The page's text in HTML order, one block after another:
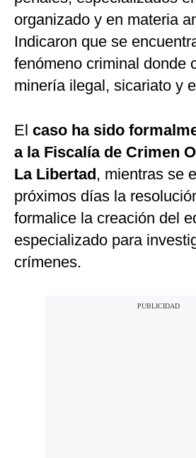
organizado y en materia
Indicaron que se
fenómeno criminal donde
minería ilegal, sicariato y
El caso ha sido
a la Fiscalía de Crimen
La Libertad, mientras se
próximos días la
formalice la creación del
especializado para
crímenes.